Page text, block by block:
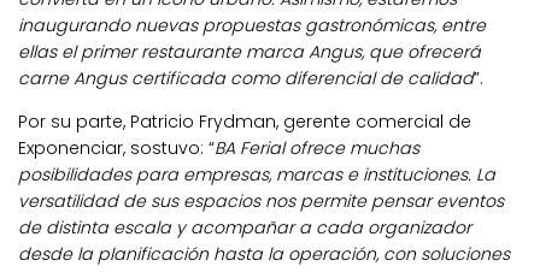
inaugurando nuevas propuestas gastronómicas, entre
ellas el primer restaurante marca Angus, que ofrecerá
carne Angus certificada como diferencial de calidad”.
Por su parte, Patricio Frydman, gerente comercial de
Exponenciar, sostuvo: “BA Ferial ofrece muchas
posibilidades para empresas, marcas e instituciones. La
versatilidad de sus espacios nos permite pensar eventos
de distinta escala y acompañar a cada organizador
desde la planificación hasta la operación, con soluciones